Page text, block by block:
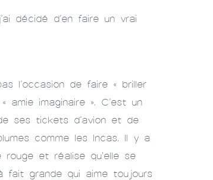
décidé d’en faire un vrai
l’occasion de faire « briller
imaginaire ». C’est un
ses tickets d’avion et de
comme les Incas. Il y a
rouge et réalise qu'elle se
fait grande qui aime toujours